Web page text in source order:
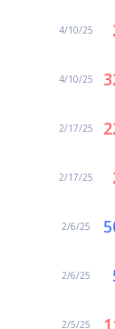
4/10/25
4/10/25
2/17/25
2/17/25
2/6/25
2/6/25
2/5/25